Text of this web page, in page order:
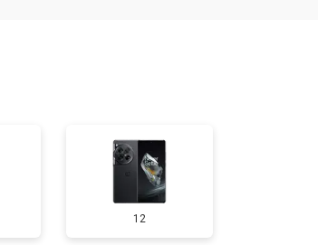
Заказать
Заказать
12